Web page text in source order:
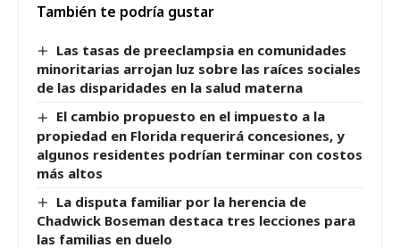
También te podría gustar
Las tasas de preeclampsia en comunidades
minoritarias arrojan luz sobre las raíces sociales
de las disparidades en la salud materna
El cambio propuesto en el impuesto a la
propiedad en Florida requerirá concesiones, y
algunos residentes podrían terminar con costos
más altos
La disputa familiar por la herencia de
Chadwick Boseman destaca tres lecciones para
las familias en duelo